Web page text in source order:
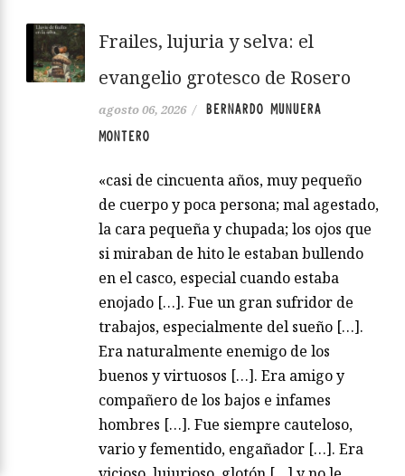
Frailes, lujuria y selva: el
evangelio grotesco de Rosero
agosto 06, 2026 /
BERNARDO MUNUERA
MONTERO
«casi de cincuenta años, muy pequeño
de cuerpo y poca persona; mal agestado,
la cara pequeña y chupada; los ojos que
si miraban de hito le estaban bullendo
en el casco, especial cuando estaba
enojado […]. Fue un gran sufridor de
trabajos, especialmente del sueño […].
Era naturalmente enemigo de los
buenos y virtuosos […]. Era amigo y
compañero de los bajos e infames
hombres […]. Fue siempre cauteloso,
vario y fementido, engañador […]. Era